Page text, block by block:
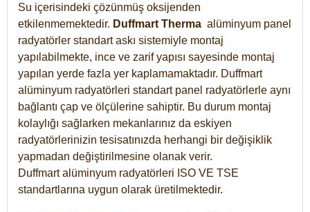
Su içerisindeki çözünmüş oksijenden
etkilenmemektedir. Duffmart Therma alüminyum panel
radyatörler standart askı sistemiyle montaj
yapılabilmekte, ince ve zarif yapısı sayesinde montaj
yapılan yerde fazla yer kaplamamaktadır. Duffmart
alüminyum radyatörleri standart panel radyatörlerle aynı
bağlantı çap ve ölçülerine sahiptir. Bu durum montaj
kolaylığı sağlarken mekanlarınız da eskiyen
radyatörlerinizin tesisatınızda herhangi bir değişiklik
yapmadan değiştirilmesine olanak verir.
Duffmart alüminyum radyatörleri ISO VE TSE
standartlarına uygun olarak üretilmektedir.